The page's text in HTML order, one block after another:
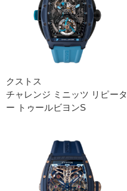
クストス
チャレンジ ミニッツ リピータ
ー トゥールビヨンS